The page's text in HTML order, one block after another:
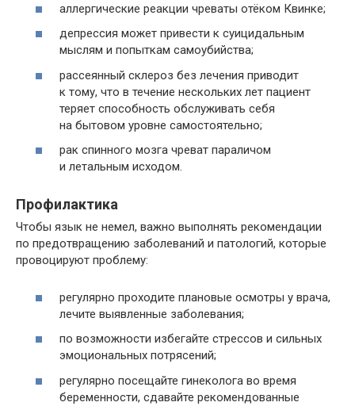
аллергические реакции чреваты отёком Квинке;
депрессия может привести к суицидальным
мыслям и попыткам самоубийства;
рассеянный склероз без лечения приводит
к тому, что в течение нескольких лет пациент
теряет способность обслуживать себя
на бытовом уровне самостоятельно;
рак спинного мозга чреват параличом
и летальным исходом.
Профилактика
Чтобы язык не немел, важно выполнять рекомендации
по предотвращению заболеваний и патологий, которые
провоцируют проблему:
регулярно проходите плановые осмотры у врача,
лечите выявленные заболевания;
по возможности избегайте стрессов и сильных
эмоциональных потрясений;
регулярно посещайте гинеколога во время
беременности, сдавайте рекомендованные